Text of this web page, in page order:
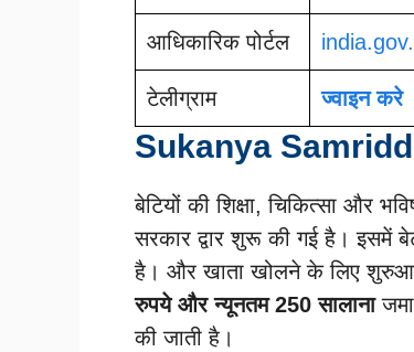
आधिकारिक पोर्टल
टेलीग्राम ज्वाइन करे
Sukanya
बेटियों की शिक्षा, चिकित्सा और
सरकार द्वार शुरू की गई है। इसमें
है। और खाता खोलने के लिए
रुपये और न्यूनतम 250 सालाना
की जाती है।